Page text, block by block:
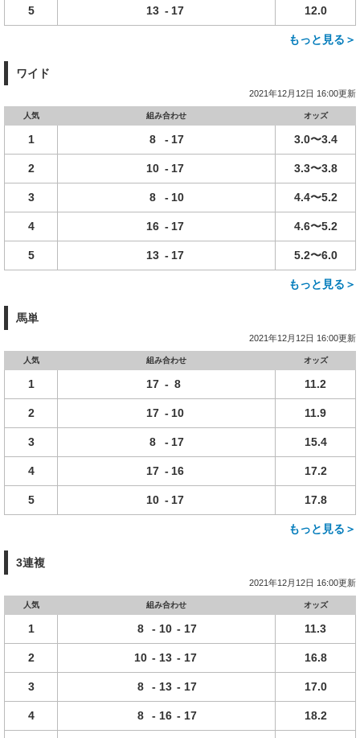
5 13 - 17 12.0
もっと見る＞
ワイド
2021年12月12日 16:00更新
人気 組み合わせ オッズ
1 8 - 17 3.0〜3.4
2 10 - 17 3.3〜3.8
3 8 - 10 4.4〜5.2
4 16 - 17 4.6〜5.2
5 13 - 17 5.2〜6.0
もっと見る＞
馬単
2021年12月12日 16:00更新
人気 組み合わせ オッズ
1 17 - 8 11.2
2 17 - 10 11.9
3 8 - 17 15.4
4 17 - 16 17.2
5 10 - 17 17.8
もっと見る＞
3連複
2021年12月12日 16:00更新
人気 組み合わせ オッズ
1 8 - 10 - 17 11.3
2 10 - 13 - 17 16.8
3 8 - 13 - 17 17.0
4 8 - 16 - 17 18.2